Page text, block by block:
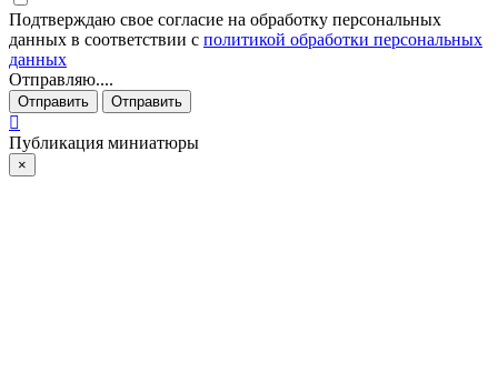
Подтверждаю свое согласие на обработку персональных
данных в соответствии с политикой обработки персональных
данных
Отправляю....
Отправить Отправить
Публикация миниатюры
×